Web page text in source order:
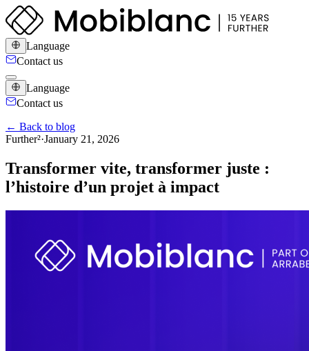
Language
Contact us
Language
Contact us
← Back to blog
Further²·January 21, 2026
Transformer vite, transformer juste :
l’histoire d’un projet à impact